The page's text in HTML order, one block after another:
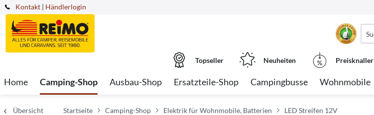
Kontakt | Händlerlogin
Topseller Neuheiten Preisknaller
Home Camping-Shop Ausbau-Shop Ersatzteile-Shop Campingbusse Wohnmobile
Übersicht Startseite Camping-Shop Elektrik für Wohnmobile, Batterien LED Streifen 12V